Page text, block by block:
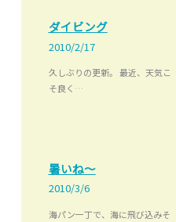
ダイビング
2010/2/17
久しぶりの更新。 最近、天気こ
そ良く…
暑いね～
2010/3/6
海パン一丁で、海に飛び込みそ